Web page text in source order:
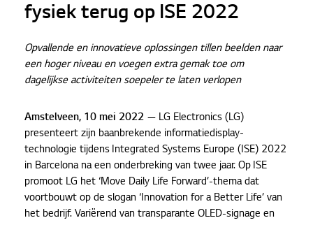
fysiek terug op ISE 2022
Opvallende en innovatieve oplossingen tillen beelden naar
een hoger niveau en voegen extra gemak toe om
dagelijkse activiteiten soepeler te laten verlopen
Amstelveen, 10 mei 2022 — LG Electronics (LG)
presenteert zijn baanbrekende informatiedisplay-
technologie tijdens Integrated Systems Europe (ISE) 2022
in Barcelona na een onderbreking van twee jaar. Op ISE
promoot LG het ‘Move Daily Life Forward’-thema dat
voortbouwt op de slogan ‘Innovation for a Better Life’ van
het bedrijf. Variërend van transparante OLED-signage en